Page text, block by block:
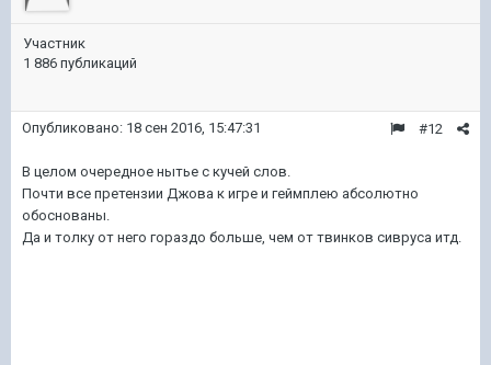
Участник
1 886 публикаций
#12
Опубликовано: 18 сен 2016, 15:47:31
В целом очередное нытье с кучей слов.
Почти все претензии Джова к игре и геймплею абсолютно
обоснованы.
Да и толку от него гораздо больше, чем от твинков сивруса итд.